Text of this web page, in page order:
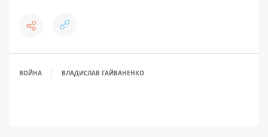
ВОЙНА ВЛАДИСЛАВ ГАЙВАНЕНКО